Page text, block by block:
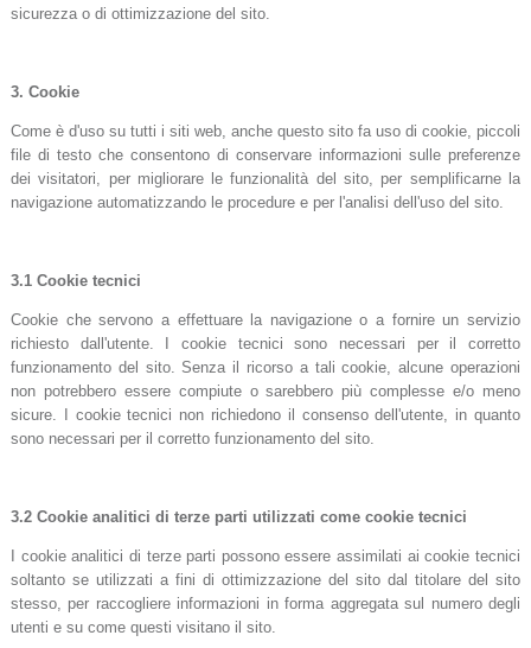
sicurezza o di ottimizzazione del sito.
3. Cookie
Come è d'uso su tutti i siti web, anche questo sito fa uso di cookie, piccoli
file di testo che consentono di conservare informazioni sulle preferenze
dei visitatori, per migliorare le funzionalità del sito, per semplificarne la
navigazione automatizzando le procedure e per l'analisi dell'uso del sito.
3.1 Cookie tecnici
Cookie che servono a effettuare la navigazione o a fornire un servizio
richiesto dall'utente. I cookie tecnici sono necessari per il corretto
funzionamento del sito. Senza il ricorso a tali cookie, alcune operazioni
non potrebbero essere compiute o sarebbero più complesse e/o meno
sicure. I cookie tecnici non richiedono il consenso dell'utente, in quanto
sono necessari per il corretto funzionamento del sito.
3.2 Cookie analitici di terze parti utilizzati come cookie tecnici
I cookie analitici di terze parti possono essere assimilati ai cookie tecnici
soltanto se utilizzati a fini di ottimizzazione del sito dal titolare del sito
stesso, per raccogliere informazioni in forma aggregata sul numero degli
utenti e su come questi visitano il sito.